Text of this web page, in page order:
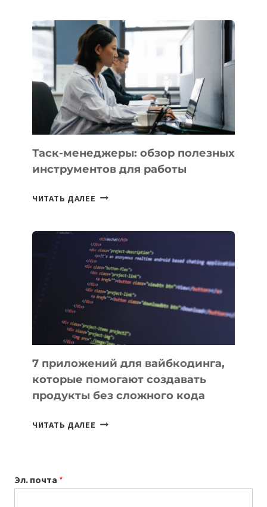
БИЗНЕСА:
КАКИЕ
3
ЗАДАЧИ
ЕМУ
МОЖНО
ПОРУЧИТЬ
УЖЕ
Таск-менеджеры: обзор полезных
инструментов для работы
ЧИТАТЬ ДАЛЕЕ ТАСК-
ПОЛЕЗНЫХ
ИНСТРУМЕНТОВ
ДЛЯ
РАБОТЫ
7 приложений для вайбкодинга,
которые помогают создавать
продукты без сложного кода
ЧИТАТЬ ДАЛЕЕ 7
Эл. почта *